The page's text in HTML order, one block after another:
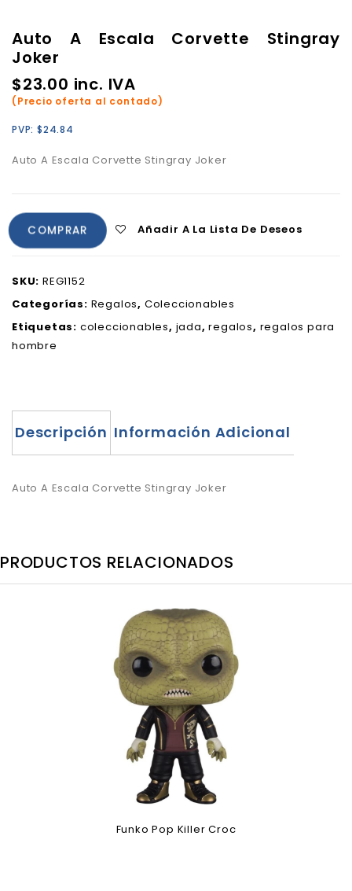
Auto A Escala Corvette Stingray
Joker
$23.00 inc. IVA
(Precio oferta al contado)
PVP: $24.84
Auto A Escala Corvette Stingray Joker
COMPRAR Añadir A La Lista De Deseos
SKU: REG1152
Categorías: Regalos, Coleccionables
Etiquetas: coleccionables, jada,regalos, regalos para
hombre
Descripción Información Adicional
Auto A Escala Corvette Stingray Joker
PRODUCTOS RELACIONADOS
Funko Pop Killer Croc